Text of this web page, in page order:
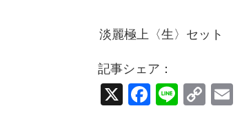
淡麗極上〈生〉セット
記事シェア：
X Facebook
LineCopy